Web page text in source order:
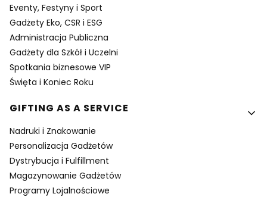
Eventy, Festyny i Sport
Gadżety Eko, CSR i ESG
Administracja Publiczna
Gadżety dla Szkół i Uczelni
Spotkania biznesowe VIP
Święta i Koniec Roku
GIFTING AS A SERVICE
Nadruki i Znakowanie
Personalizacja Gadżetów
Dystrybucja i Fulfillment
Magazynowanie Gadżetów
Programy Lojalnościowe